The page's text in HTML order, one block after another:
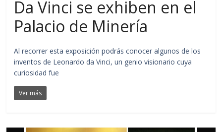
Da Vinci se exhiben en el
Palacio de Minería
Al recorrer esta exposición podrás conocer algunos de los
inventos de Leonardo da Vinci, un genio visionario cuya
curiosidad fue
Ver más